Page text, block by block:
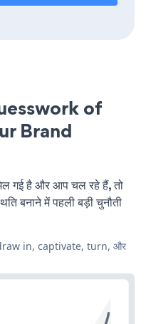
of
Brand
गई है और आप चल रहे हैं, तो
बनाने में पहली बड़ी चुनौती
in, captivate, turn, और